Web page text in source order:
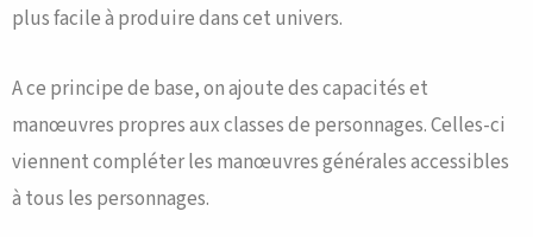
plus facile à produire dans cet univers.
A ce principe de base, on ajoute des capacités et
manœuvres propres aux classes de personnages. Celles-ci
viennent compléter les manœuvres générales accessibles
à tous les personnages.